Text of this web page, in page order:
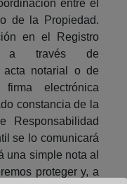
entre el
de la Propiedad.
en el Registro
a través de
acta notarial o de
electrónica
constancia de la
Responsabilidad
se lo comunicará
una simple nota al
proteger y, a